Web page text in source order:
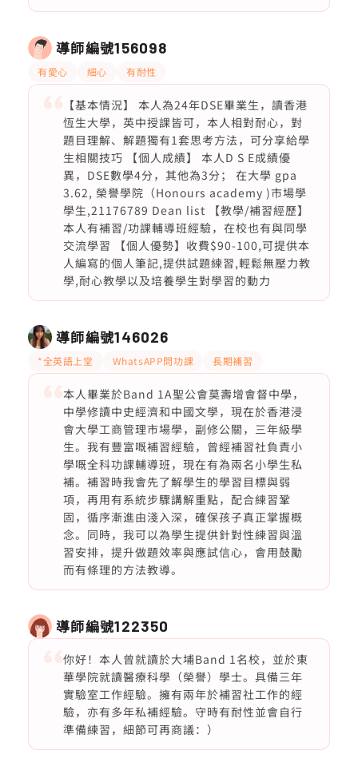
導師編號156098
有愛心 細心 有耐性
【基本情況】 本人為24年DSE畢業生，讀香港
恆生大學，英中授課皆可，本人相對耐心，對
題目理解、解題獨有1套思考方法，可分享給學
生相關技巧 【個人成績】 本人D S E成績優
異，DSE數學4分，其他為3分； 在大學 gpa
3.62, 榮譽學院（Honours academy )市場學
學生,21176789 Dean list 【教學/補習經歷】
本人有補習/功課輔導班經驗，在校也有與同學
交流學習 【個人優勢】收費$90-100,可提供本
人編寫的個人筆記,提供試題練習,輕鬆無壓力教
學,耐心教學以及培養學生對學習的動力
導師編號146026
*全英語上堂 WhatsAPP問功課 長期補習
本人畢業於Band 1A聖公會莫壽增會督中學，
中學修讀中史經濟和中國文學，現在於香港浸
會大學工商管理市場學，副修公關，三年級學
生。我有豐富嘅補習經驗，曾經補習社負責小
學嘅全科功課輔導班，現在有為兩名小學生私
補。補習時我會先了解學生的學習目標與弱
項，再用有系統步驟講解重點，配合練習鞏
固，循序漸進由淺入深，確保孩子真正掌握概
念。同時，我可以為學生提供針對性練習與溫
習安排，提升做題效率與應試信心，會用鼓勵
而有條理的方法教導。
導師編號122350
你好！本人曾就讀於大埔Band 1名校，並於東
華學院就讀醫療科學（榮譽）學士。具備三年
實驗室工作經驗。擁有兩年於補習社工作的經
驗，亦有多年私補經驗。守時有耐性並會自行
準備練習，細節可再商議：）